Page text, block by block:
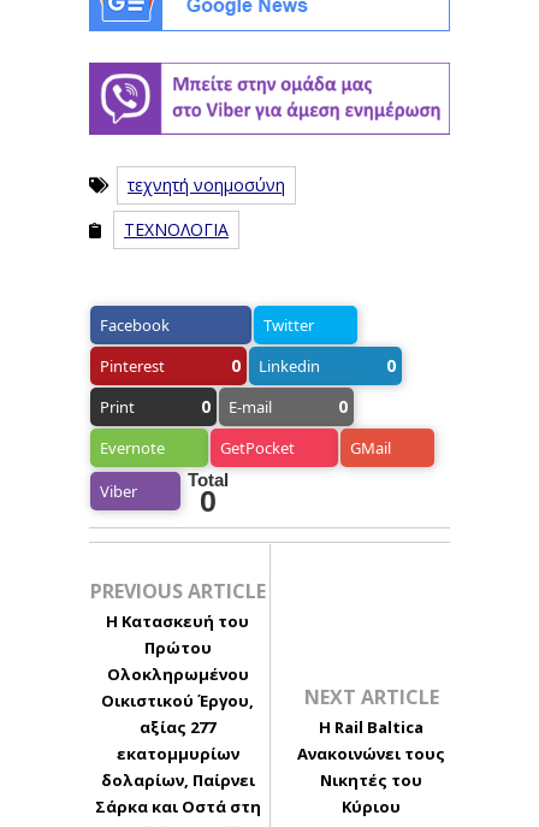
τεχνητή νοημοσύνη
ΤΕΧΝΟΛΟΓΙΑ
Facebook
Twitter
Pinterest
0 Linkedin 0
Print 0 E-mail 0
Evernote GetPocket GMail
Viber
Total
0
PREVIOUS ARTICLE
Η Κατασκευή του
Πρώτου
Ολοκληρωμένου
Οικιστικού Έργου,
αξίας 277
εκατομμυρίων
δολαρίων, Παίρνει
Σάρκα και Οστά στη
NEXT ARTICLE
Η Rail Baltica
Ανακοινώνει τους
Νικητές του
Κύριου